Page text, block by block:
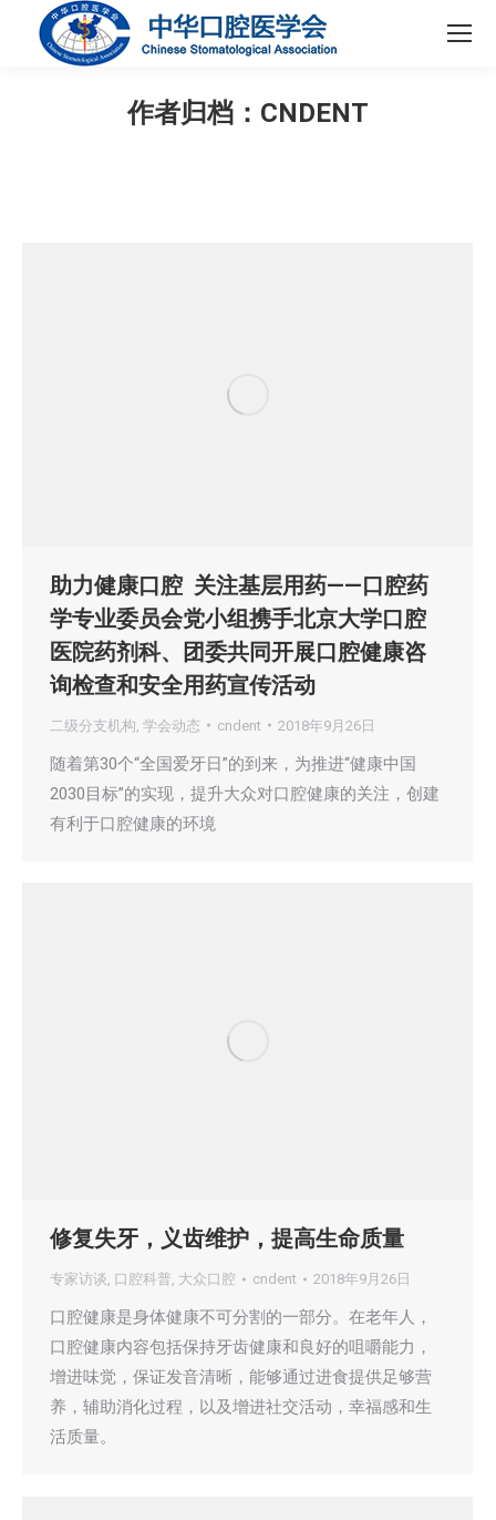
作者归档： CNDENT
助力健康口腔 关注基层用药——口腔药
学专业委员会党小组携手北京大学口腔
医院药剂科、团委共同开展口腔健康咨
询检查和安全用药宣传活动
二级分支机构 学会动态 cndent 2018年9月26日
随着第30个“全国爱牙日”的到来，为推进“健康中国
2030目标”的实现，提升大众对口腔健康的关注，创建
有利于口腔健康的环境
修复失牙，义齿维护，提高生命质量
专家访谈, 口腔科普, 大众口腔 cndent 2018年9月26日
口腔健康是身体健康不可分割的一部分。在老年人，
口腔健康内容包括保持牙齿健康和良好的咀嚼能力，
增进味觉，保证发音清晰，能够通过进食提供足够营
养，辅助消化过程，以及增进社交活动，幸福感和生
活质量。